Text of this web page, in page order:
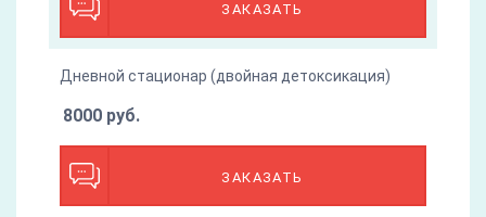
ЗАКАЗАТЬ
Дневной стационар (двойная детоксикация)
ЗАКАЗАТЬ
8000 руб.